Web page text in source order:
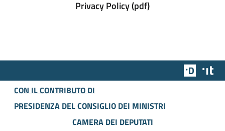
Privacy Policy (pdf)
Team
CON IL CONTRIBUTO DI
PRESIDENZA DEL CONSIGLIO DEI MINISTRI
CAMERA DEI DEPUTATI